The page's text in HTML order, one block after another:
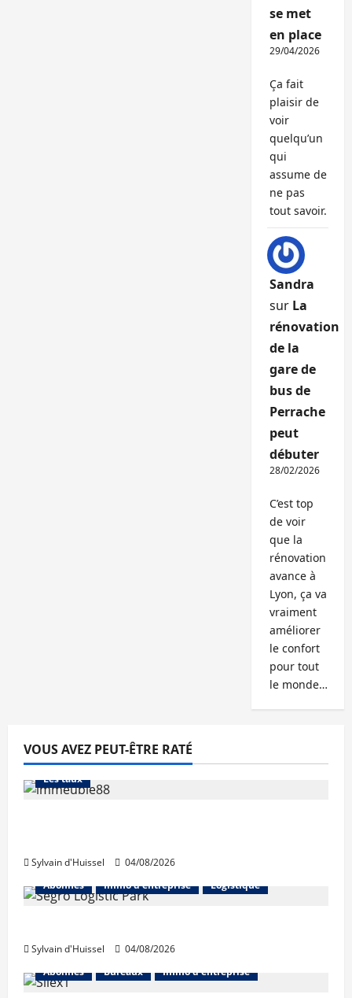
se met
en place
29/04/2026
Ça fait
plaisir de
voir
quelqu’un
qui
assume de
ne pas
tout savoir.
Sandra
sur La
rénovation
de la
gare de
bus de
Perrache
peut
débuter
28/02/2026
C’est top
de voir
que la
rénovation
avance à
Lyon, ça va
vraiment
améliorer
le confort
pour tout
le monde…
VOUS AVEZ PEUT-ÊTRE RATÉ
Abonnés Financement
L'avis des courtiers
Les taux
Sylvain d'Huissel
04/08/2026
Abonnés
Immo d'entreprise Logistique
Sylvain d'Huissel
04/08/2026
Abonnés
Bureaux Immo d'entreprise